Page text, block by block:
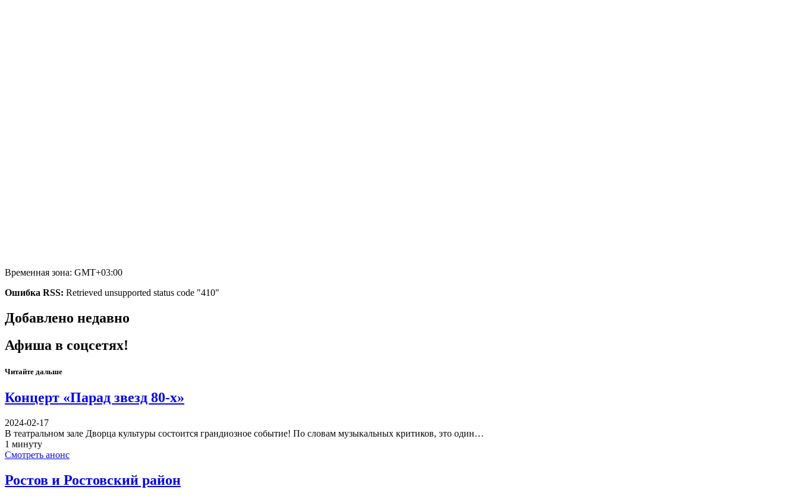
Временная зона: GMT+03:00
Ошибка RSS: Retrieved unsupported status code "410"
Добавлено недавно
Афиша в соцсетях!
Читайте дальше
Концерт «Парад звезд 80-х»
2024-02-17
В театральном зале Дворца культуры состоится грандиозное событие! По словам музыкальных критиков, это один…
1 минуту
Смотреть анонс
Ростов и Ростовский район